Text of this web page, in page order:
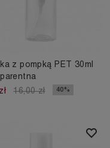
z pompką PET 30ml
16,00 zł 40%